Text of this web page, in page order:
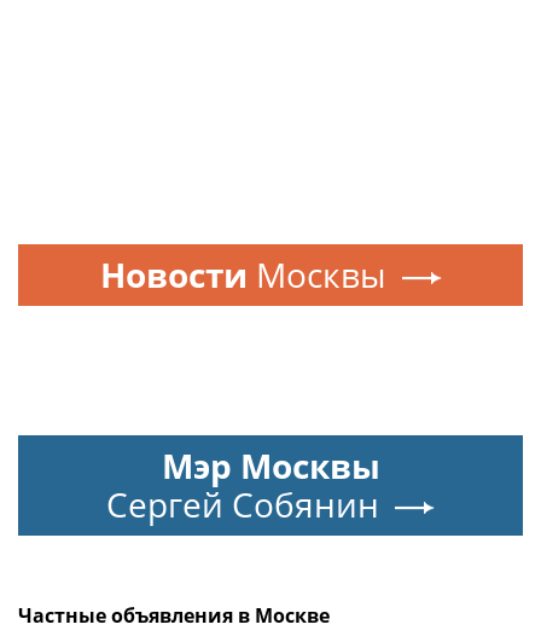
Новости Москвы
Мэр Москвы
Сергей Собянин
Частные объявления в Москве